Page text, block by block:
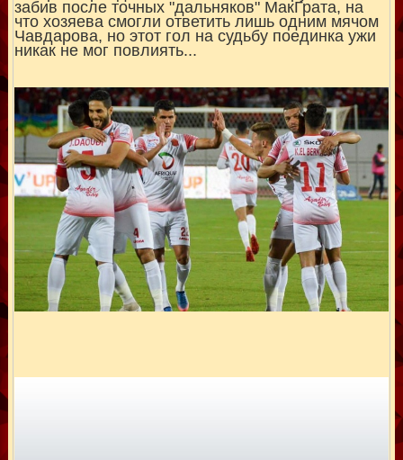
забив после точных "дальняков" МакГрата, на
что хозяева смогли ответить лишь одним мячом
Чавдарова, но этот гол на судьбу поединка ужи
никак не мог повлиять...